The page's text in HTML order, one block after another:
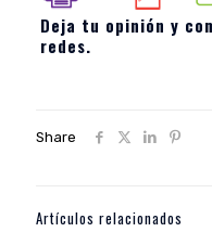
Deja tu opinión y
redes.
Share
Artículos relacionados